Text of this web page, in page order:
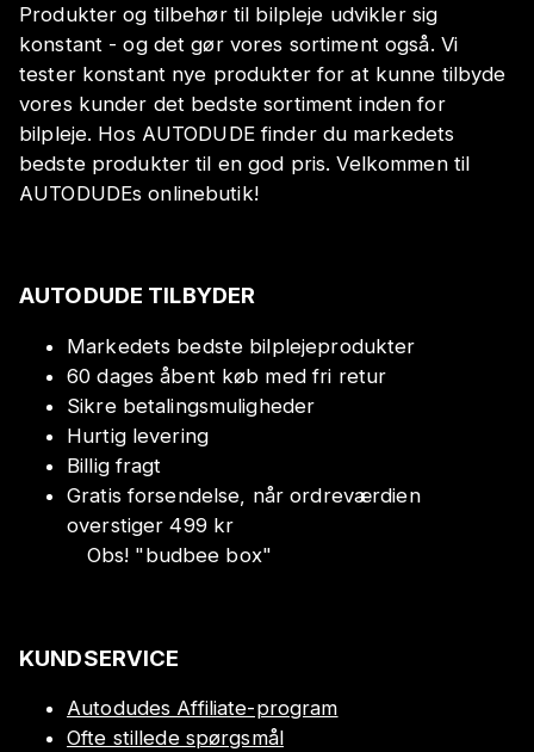
Produkter og tilbehør til bilpleje udvikler sig
konstant - og det gør vores sortiment også. Vi
tester konstant nye produkter for at kunne tilbyde
vores kunder det bedste sortiment inden for
bilpleje. Hos AUTODUDE finder du markedets
bedste produkter til en god pris. Velkommen til
AUTODUDEs onlinebutik!
AUTODUDE TILBYDER
Markedets bedste bilplejeprodukter
60 dages åbent køb med fri retur
Sikre betalingsmuligheder
Hurtig levering
Billig fragt
Gratis forsendelse, når ordreværdien
overstiger 499 kr
Obs! "budbee box"
KUNDSERVICE
Autodudes Affiliate-program
Ofte stillede spørgsmål